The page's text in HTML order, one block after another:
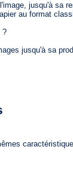
jusqu'à sa
au format
?
jusqu'à sa